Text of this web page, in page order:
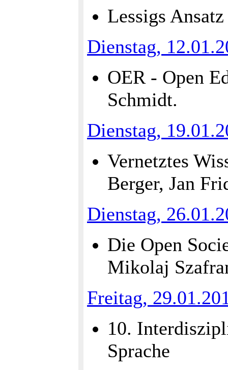
Lessigs
Dienstag,
OER - Open
Schmidt.
Dienstag,
Vernetztes
Berger, Jan
Dienstag,
Die Open
Mikolaj
Freitag,
10.
Sprache